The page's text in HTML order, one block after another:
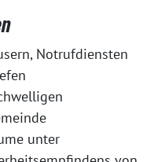
Notrufdiensten
unter